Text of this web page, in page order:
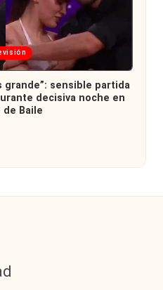
grande”: sensible partida
decisiva noche en
de Baile